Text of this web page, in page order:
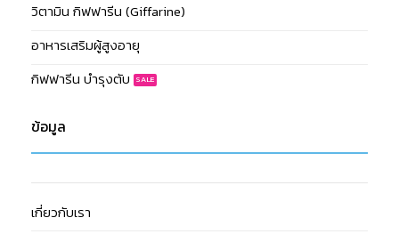
วิตามิน กิฟฟารีน (Giffarine)
อาหารเสริมผู้สูงอายุ
กิฟฟารีน บำรุงตับ
ข้อมูล
เกี่ยวกับเรา